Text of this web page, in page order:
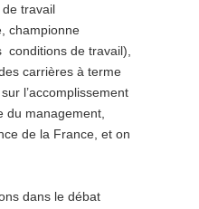
travail
championne
conditions de travail),
carrières à terme
l’accomplissement
du management,
de la France, et on
dans le débat